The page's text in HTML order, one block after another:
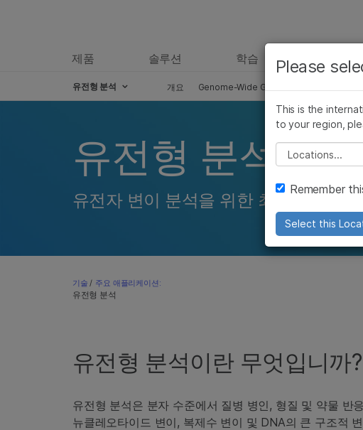
제품 솔루션 학습
유전형 분석 개요 Genome-Wide Genotyping
유전형 분석 방
유전자 변이 분석을 위한 최첨단 시퀀
기술 / 주요 애플리케이션:
유전형 분석
유전형 분석이란 무엇입니까?
유전형 분석은 분자 수준에서 질병 병인, 형질 및 약물 반
뉴클레오타이드 변이, 복제수 변이 및 DNA의 큰 구조적
Please
This is the
to your region,
Please select
Remember
Select this
보다 관
관심 분
암 연구
미생물
농업유
복합